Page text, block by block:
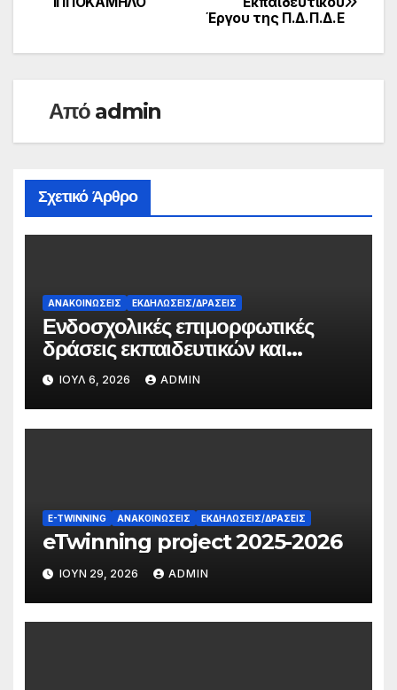
Έργου της Π.Δ.Π.Δ.Ε
Από admin
Σχετικό Άρθρο
ΑΝΑΚΟΙΝΏΣΕΙΣ ΕΚΔΗΛΏΣΕΙΣ/ΔΡΆΣΕΙΣ
Ενδοσχολικές επιμορφωτικές
δράσεις εκπαιδευτικών και
γονέων
ΙΟΎΛ 6, 2026 ADMIN
E-TWINNING ΑΝΑΚΟΙΝΏΣΕΙΣ ΕΚΔΗΛΏΣΕΙΣ/ΔΡΆΣΕΙΣ
eTwinning project 2025-2026
ΙΟΎΝ 29, 2026 ADMIN